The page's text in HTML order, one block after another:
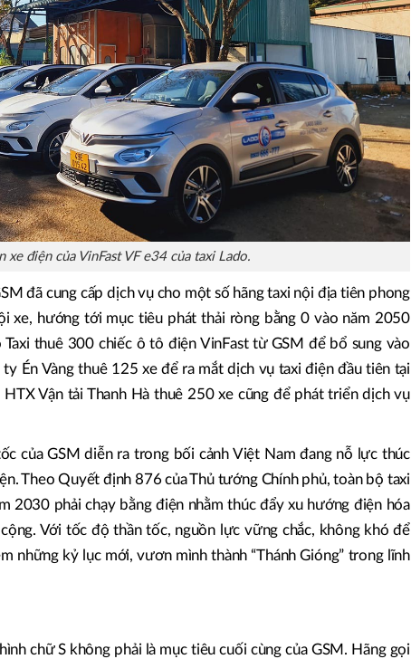
xe điện của VinFast VF e34 của taxi Lado.
đã cung cấp dịch vụ cho một số hãng taxi nội địa tiên phong
xe, hướng tới mục tiêu phát thải ròng bằng 0 vào năm 2050
Taxi thuê 300 chiếc ô tô điện VinFast từ GSM để bổ sung vào
Én Vàng thuê 125 xe để ra mắt dịch vụ taxi điện đầu tiên tại
Vận tải Thanh Hà thuê 250 xe cũng để phát triển dịch vụ
của GSM diễn ra trong bối cảnh Việt Nam đang nỗ lực thúc
Theo Quyết định 876 của Thủ tướng Chính phủ, toàn bộ taxi
2030 phải chạy bằng điện nhằm thúc đẩy xu hướng điện hóa
Với tốc độ thần tốc, nguồn lực vững chắc, không khó để
những kỷ lục mới, vươn mình thành “Thánh Gióng” trong lĩnh
chữ S không phải là mục tiêu cuối cùng của GSM. Hãng gọi